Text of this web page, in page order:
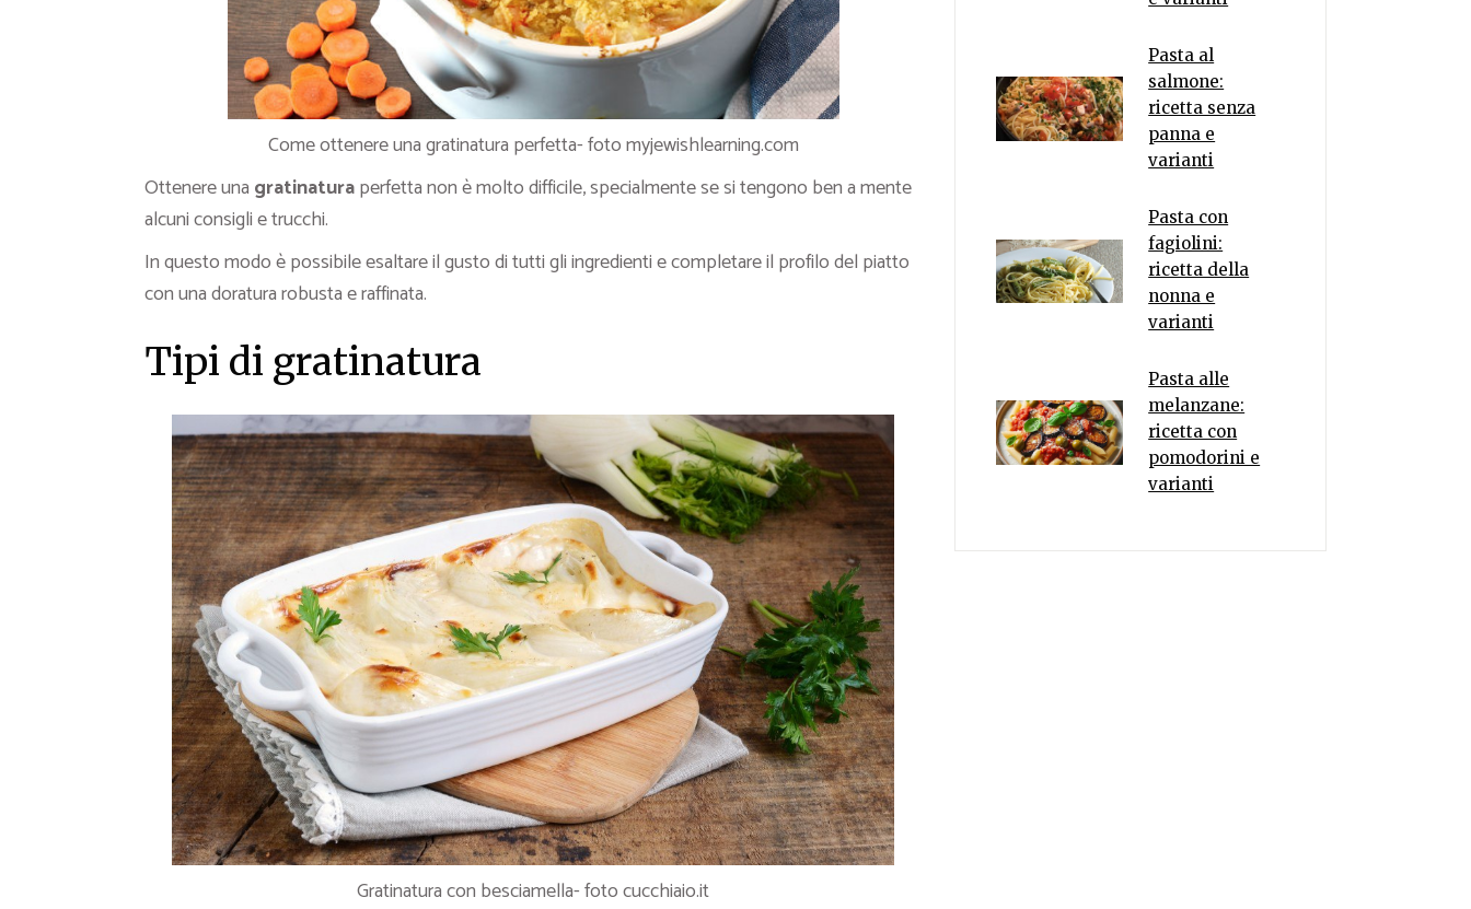
Come ottenere una gratinatura perfetta- foto myjewishlearning.com
Ottenere una gratinaturaperfetta non è molto difficile, specialmente se si tengono ben a mente
alcuni consigli e trucchi.
In questo modo è possibile esaltare il gusto di tutti gli ingredienti e completare il profilo del piatto
con una doratura robusta e raffinata.
Tipi di gratinatura
Gratinatura con besciamella- foto cucchiaio.it
Pasta al
salmone:
ricetta senza
panna e
varianti
Pasta con
fagiolini:
ricetta della
nonna e
varianti
Pasta alle
melanzane:
ricetta con
pomodorini e
varianti